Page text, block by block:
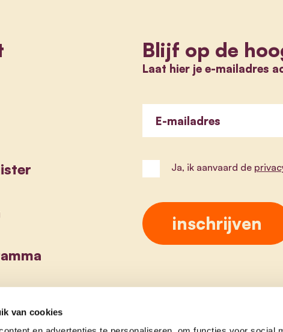
van cookies
Blijf op de
Laat hier je e-mailadres
E-mailadres
Ja, ik aanvaard de